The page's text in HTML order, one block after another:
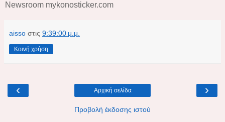
Newsroom mykonosticker.com
aisso στις 9:39:00 μ.μ.
Κοινή χρήση
‹ ›
Αρχική σελίδα
Προβολή έκδοσης ιστού